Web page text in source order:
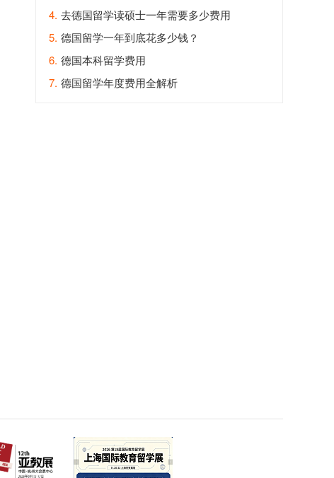
4. 去德国留学读硕士一年需要多少费用
5. 德国留学一年到底花多少钱？
6. 德国本科留学费用
7. 德国留学年度费用全解析